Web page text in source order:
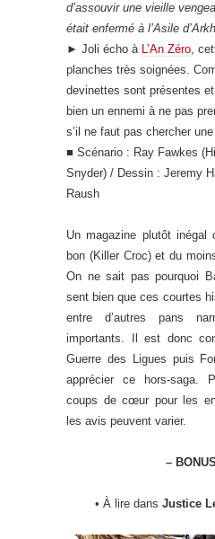
d’assouvir une vieille
était enfermé à l’Asile
► Joli écho à L’An Zéro,
planches très soignées.
devinettes sont présentes
bien un ennemi à ne pas
s’il ne faut pas chercher
■ Scénario : Ray Fawkes
Snyder) / Dessin : Jeremy
Raush
Un magazine plutôt inégal
bon (Killer Croc) et du
On ne sait pas pourquoi
sent bien que ces courtes
entre d’autres pans
importants. Il est donc
Guerre des Ligues puis
apprécier ce hors-saga.
coups de cœur pour les
les avis peuvent varier.
–
• À lire dans Justice